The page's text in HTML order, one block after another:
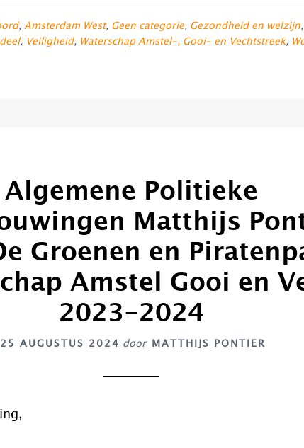
, Amsterdam West, Geen categorie, Gezondheid en welzijn,
, Veiligheid, Waterschap Amstel-, Gooi- en Vechtstreek,
Algemene Politieke
Matthijs
Groenen en
Amstel Gooi en
2023-2024
25 AUGUSTUS 2024 door MATTHIJS PONTIER